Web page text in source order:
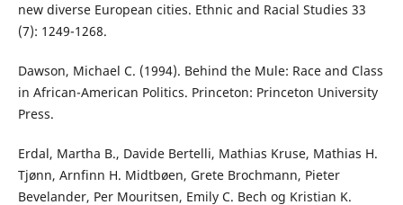
new diverse European cities. Ethnic and Racial Studies 33
(7): 1249-1268.
Dawson, Michael C. (1994). Behind the Mule: Race and Class
in African-American Politics. Princeton: Princeton University
Press.
Erdal, Martha B., Davide Bertelli, Mathias Kruse, Mathias H.
Tjønn, Arnfinn H. Midtbøen, Grete Brochmann, Pieter
Bevelander, Per Mouritsen, Emily C. Bech og Kristian K.